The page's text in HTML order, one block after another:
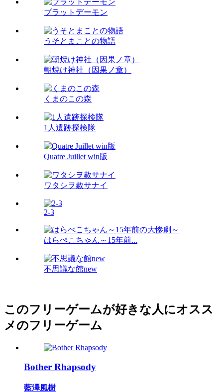
ブラットデーモン
うそとまことの物語
朝焼け神社（因果ノ章）
くまのこの森
1人遺跡探検隊
Quatre Juillet win版
ワタシヲ赦サナイ
2-3
はらぺこちゃん～15年前...
不思議な館new
このフリーゲームが好きな人にオスス
メのフリーゲーム
Bother Rhapsody
藍澤風樹